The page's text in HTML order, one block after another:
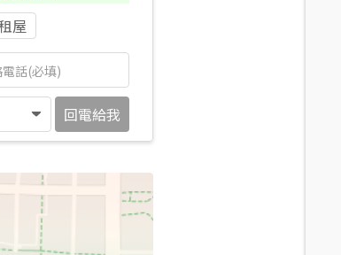
屋
回電給我